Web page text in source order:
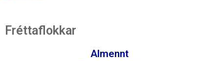
Fréttaflokkar
Almennt